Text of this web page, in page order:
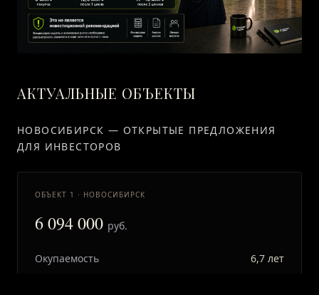
АКТУАЛЬНЫЕ ОБЪЕКТЫ
НОВОСИБИРСК — ОТКРЫТЫЕ ПРЕДЛОЖЕНИЯ
ДЛЯ ИНВЕСТОРОВ
ОБЪЕКТ 1 · НОВОСИБИРСК
6 094 000 руб.
Окупаемость
6,7 лет